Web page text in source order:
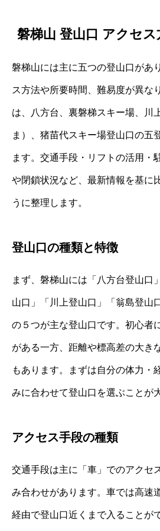
磐梯山 登山口 アクセ
磐梯山には主に五つの登山口があ
ス方法や所要時間、難易度が異な
は、八方台、裏磐梯スキー場、川
ま）、猪苗代スキー場登山口の五
ます。交通手段・リフトの活用・
や閉鎖状況など、最新情報を基に
うに整理します。
登山口の種類と特徴
まず、磐梯山には「八方台登山口
山口」「川上登山口」「翁島登山
の５つが主な登山口です。初心者
がある一方、距離や標高差の大き
もあります。まずは自分の体力・
みに合わせて登山口を選ぶことが
アクセス手段の種類
交通手段は主に「車」でのアクセ
み合わせがあります。車では高速
経由で登山口近くまで入ることが